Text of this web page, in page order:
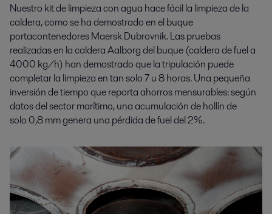
Nuestro kit de limpieza con agua hace fácil la limpieza de la
caldera, como se ha demostrado en el buque
portacontenedores Maersk Dubrovnik. Las pruebas
realizadas en la caldera Aalborg del buque (caldera de fuel a
4000 kg/h) han demostrado que la tripulación puede
completar la limpieza en tan solo 7 u 8 horas. Una pequeña
inversión de tiempo que reporta ahorros mensurables: según
datos del sector marítimo, una acumulación de hollín de
solo 0,8 mm genera una pérdida de fuel del 2%.